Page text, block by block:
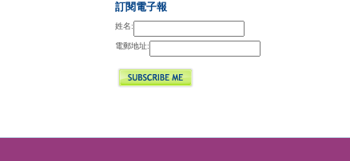
訂閱電子報
姓名:
電郵地址: